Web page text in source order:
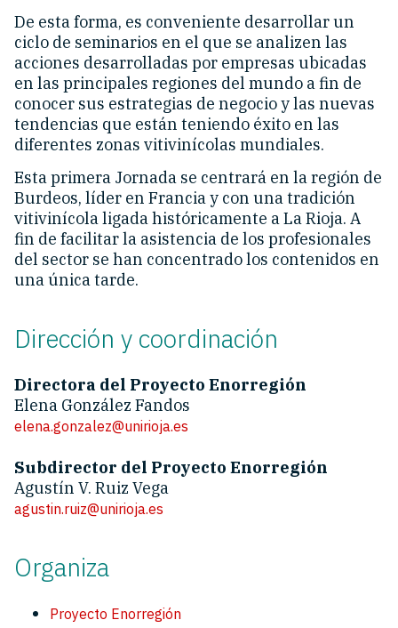
De esta forma, es conveniente desarrollar un
ciclo de seminarios en el que se analizen las
acciones desarrolladas por empresas ubicadas
en las principales regiones del mundo a fin de
conocer sus estrategias de negocio y las nuevas
tendencias que están teniendo éxito en las
diferentes zonas vitivinícolas mundiales.
Esta primera Jornada se centrará en la región de
Burdeos, líder en Francia y con una tradición
vitivinícola ligada históricamente a La Rioja. A
fin de facilitar la asistencia de los profesionales
del sector se han concentrado los contenidos en
una única tarde.
Dirección y coordinación
Directora del Proyecto Enorregión
Elena González Fandos
elena.gonzalez@unirioja.es
Subdirector del Proyecto Enorregión
Agustín V. Ruiz Vega
agustin.ruiz@unirioja.es
Organiza
Proyecto Enorregión